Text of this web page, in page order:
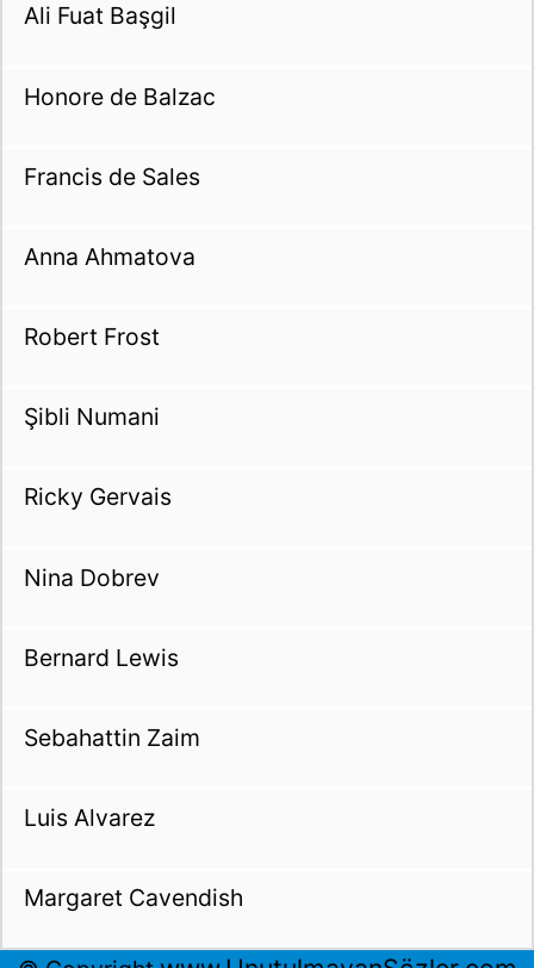
Ali Fuat Başgil
Honore de Balzac
Francis de Sales
Anna Ahmatova
Robert Frost
Şibli Numani
Ricky Gervais
Nina Dobrev
Bernard Lewis
Sebahattin Zaim
Luis Alvarez
Margaret Cavendish